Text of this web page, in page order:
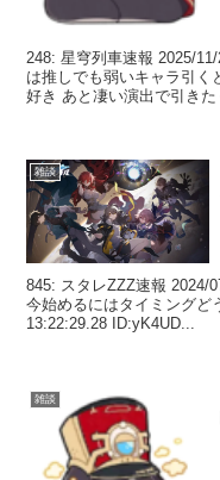
248: 星穹列車速報 2025/
は推しでも弱いキャラ引く
好き あと凄い演出で引き
雑談
845: スタレZZZ速報 2024/
今始めるにはタイミングど
13:22:29.28 ID:yK4UD...
雑談